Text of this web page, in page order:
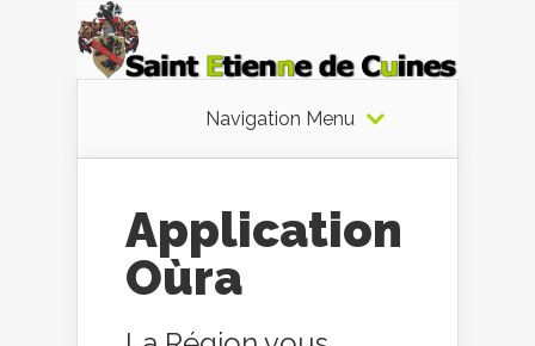
Navigation Menu
Application
Oùra